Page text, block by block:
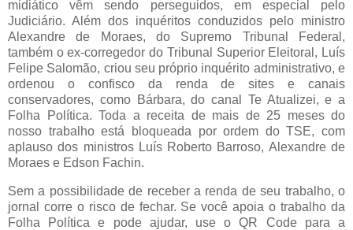
midiático vêm sendo perseguidos, em especial pelo
Judiciário. Além dos inquéritos conduzidos pelo ministro
Alexandre de Moraes, do Supremo Tribunal Federal,
também o ex-corregedor do Tribunal Superior Eleitoral, Luís
Felipe Salomão, criou seu próprio inquérito administrativo, e
ordenou o confisco da renda de sites e canais
conservadores, como Bárbara, do canal Te Atualizei, e a
Folha Política. Toda a receita de mais de 25 meses do
nosso trabalho está bloqueada por ordem do TSE, com
aplauso dos ministros Luís Roberto Barroso, Alexandre de
Moraes e Edson Fachin.
Sem a possibilidade de receber a renda de seu trabalho, o
jornal corre o risco de fechar. Se você apoia o trabalho da
Folha Política e pode ajudar, use o QR Code para a